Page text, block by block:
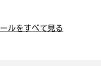
ルをすべて見る